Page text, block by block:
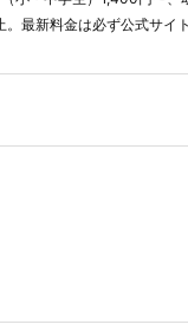
最新料金は必ず公式サイ